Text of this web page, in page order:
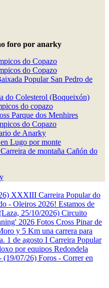
foro por anarky
do Copazo
do Copazo
Popular San Pedro de
do Colesterol (Boqueixón)
do copazo
Parque dos Menhires
do Copazo
de Anarky
Lugo por monte
de montaña Cañón do
XXXIII Carreira Popular do
- Oleiros 2026! Estamos de
25/10/2026) Circuito
2026 Fotos Cross Pinar de
y 5 Km una carrera para
1 de agosto I Carreira Popular
por equipos Redondela
07/26) Foros - Correr en